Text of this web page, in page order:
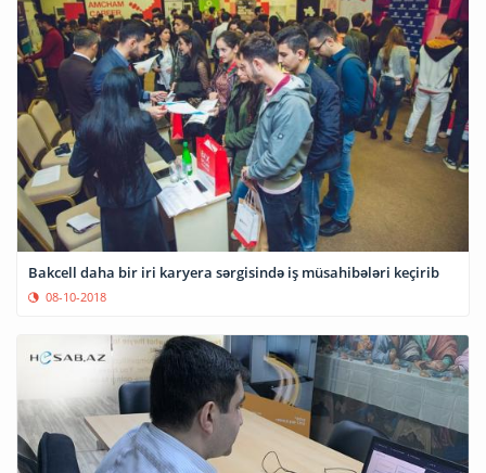
Bakcell daha bir iri karyera sərgisində iş müsahibələri keçirib
08-10-2018